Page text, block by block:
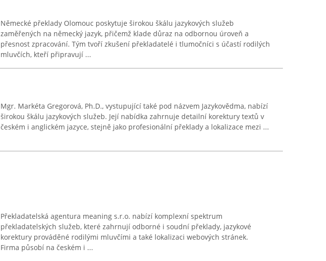
Německé překlady Olomouc poskytuje širokou škálu jazykových služeb
zaměřených na německý jazyk, přičemž klade důraz na odbornou úroveň a
přesnost zpracování. Tým tvoří zkušení překladatelé i tlumočníci s účastí rodilých
mluvčích, kteří připravují ...
Mgr. Markéta Gregorová, Ph.D., vystupující také pod názvem Jazykovědma, nabízí
širokou škálu jazykových služeb. Její nabídka zahrnuje detailní korektury textů v
českém i anglickém jazyce, stejně jako profesionální překlady a lokalizace mezi ...
Překladatelská agentura meaning s.r.o. nabízí komplexní spektrum
překladatelských služeb, které zahrnují odborné i soudní překlady, jazykové
korektury prováděné rodilými mluvčími a také lokalizaci webových stránek.
Firma působí na českém i ...